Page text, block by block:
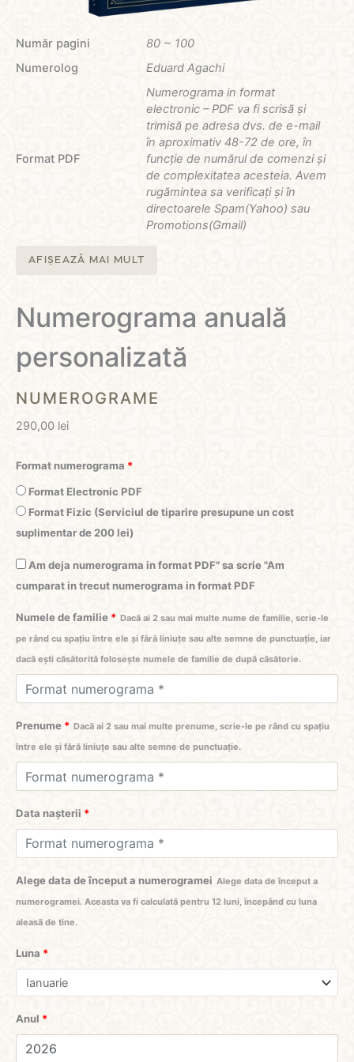
Număr pagini
80 ~ 100
Numerolog
Eduard Agachi
Format PDF
Numerograma in format
electronic – PDF va fi scrisă și
trimisă pe adresa dvs. de e-mail
în aproximativ 48-72 de ore, în
funcție de numărul de comenzi și
de complexitatea acesteia. Avem
rugămintea sa verificați și în
directoarele Spam(Yahoo) sau
Promotions(Gmail)
AFIȘEAZĂ MAI MULT
Numerograma anuală
personalizată
NUMEROGRAME
290,00 lei
Format numerograma *
Format Electronic PDF
Format Fizic (Serviciul de tiparire presupune un cost
suplimentar de 200 lei)
Am deja numerograma in format PDF" sa scrie "Am
cumparat in trecut numerograma in format PDF
Numele de familie * Dacă ai 2 sau mai multe nume de familie, scrie-le
pe rând cu spațiu între ele și fără liniuțe sau alte semne de punctuație, iar
dacă ești căsătorită folosește numele de familie de după căsătorie.
Prenume * Dacă ai 2 sau mai multe prenume, scrie-le pe rând cu spațiu
între ele și fără liniuțe sau alte semne de punctuație.
Data nașterii *
Alege data de început a numerogramei Alege data de început a
numerogramei. Aceasta va fi calculată pentru 12 luni, începând cu luna
aleasă de tine.
Luna *
Anul *